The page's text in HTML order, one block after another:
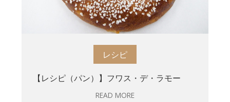
レシピ
【レシピ（パン）】フワス・デ・ラモー
READ MORE